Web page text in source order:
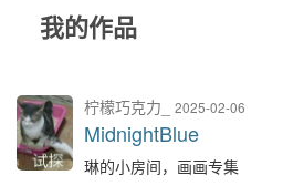
我的作品
柠檬巧克力_ 2025-02-06
MidnightBlue
琳的小房间，画画专集